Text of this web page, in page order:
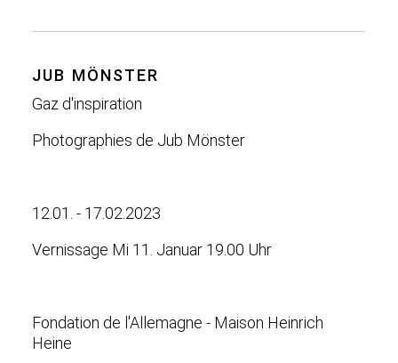
JUB MÖNSTER
Gaz d'inspiration
Photographies de Jub Mönster
12.01. - 17.02.2023
Vernissage Mi 11. Januar 19.00 Uhr
Fondation de l'Allemagne - Maison Heinrich
Heine